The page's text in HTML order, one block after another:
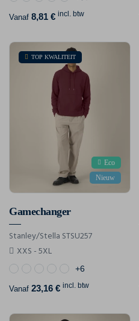
Vanaf 8,81 € incl. btw
TOP KWALITEIT
Eco
Nieuw
Gamechanger
Stanley/Stella STSU257
XXS - 5XL
+6
Vanaf 23,16 € incl. btw